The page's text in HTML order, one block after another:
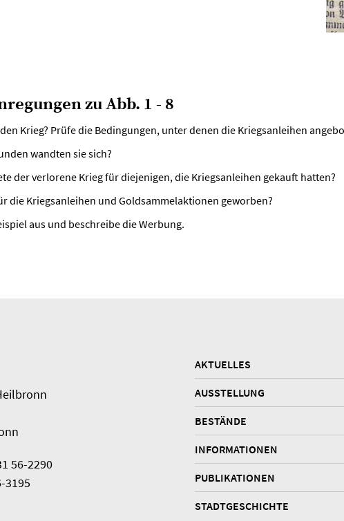
zu Abb. 1 - 8
Krieg? Prüfe die Bedingungen, unter denen die Kriegsanleihen
wandten sie sich?
der verlorene Krieg für diejenigen, die Kriegsanleihen gekauft hatten?
die Kriegsanleihen und Goldsammelaktionen geworben?
aus und beschreibe die Werbung.
56-2290
3195
AKTUELLES
AUSSTELLUNG
BESTÄNDE
INFORMATIONEN
PUBLIKATIONEN
STADTGESCHICHTE